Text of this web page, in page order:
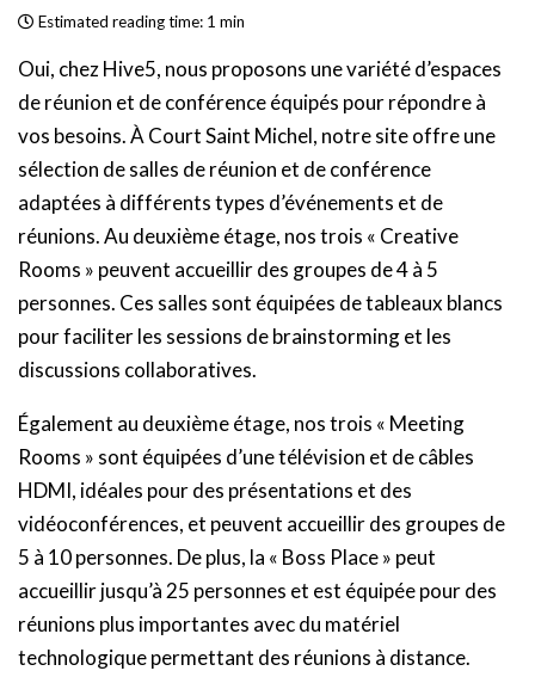
Estimated reading time: 1 min
Oui, chez Hive5, nous proposons une variété d’espaces
de réunion et de conférence équipés pour répondre à
vos besoins. À Court Saint Michel, notre site offre une
sélection de salles de réunion et de conférence
adaptées à différents types d’événements et de
réunions. Au deuxième étage, nos trois « Creative
Rooms » peuvent accueillir des groupes de 4 à 5
personnes. Ces salles sont équipées de tableaux blancs
pour faciliter les sessions de brainstorming et les
discussions collaboratives.
Également au deuxième étage, nos trois « Meeting
Rooms » sont équipées d’une télévision et de câbles
HDMI, idéales pour des présentations et des
vidéoconférences, et peuvent accueillir des groupes de
5 à 10 personnes. De plus, la « Boss Place » peut
accueillir jusqu’à 25 personnes et est équipée pour des
réunions plus importantes avec du matériel
technologique permettant des réunions à distance.